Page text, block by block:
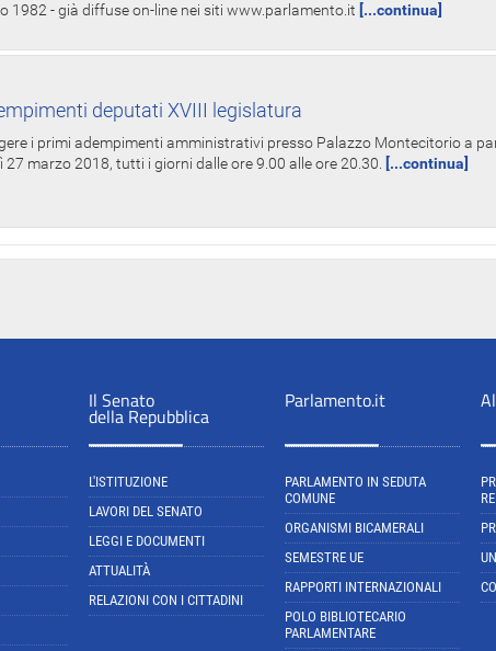
1982 - già diffuse on-line nei siti www.parlamento.it [...continua]
deputati XVIII legislatura
i primi adempimenti amministrativi presso Palazzo Montecitorio a
marzo 2018, tutti i giorni dalle ore 9.00 alle ore 20.30.
[...continua]
Il Senato
della Repubblica
L'ISTITUZIONE
LAVORI DEL SENATO
LEGGI E DOCUMENTI
ATTUALITÀ
RELAZIONI CON I CITTADINI
Parlamento.it
PARLAMENTO IN SEDUTA
COMUNE
ORGANISMI BICAMERALI
SEMESTRE UE
RAPPORTI INTERNAZIONALI
POLO BIBLIOTECARIO
PARLAMENTARE